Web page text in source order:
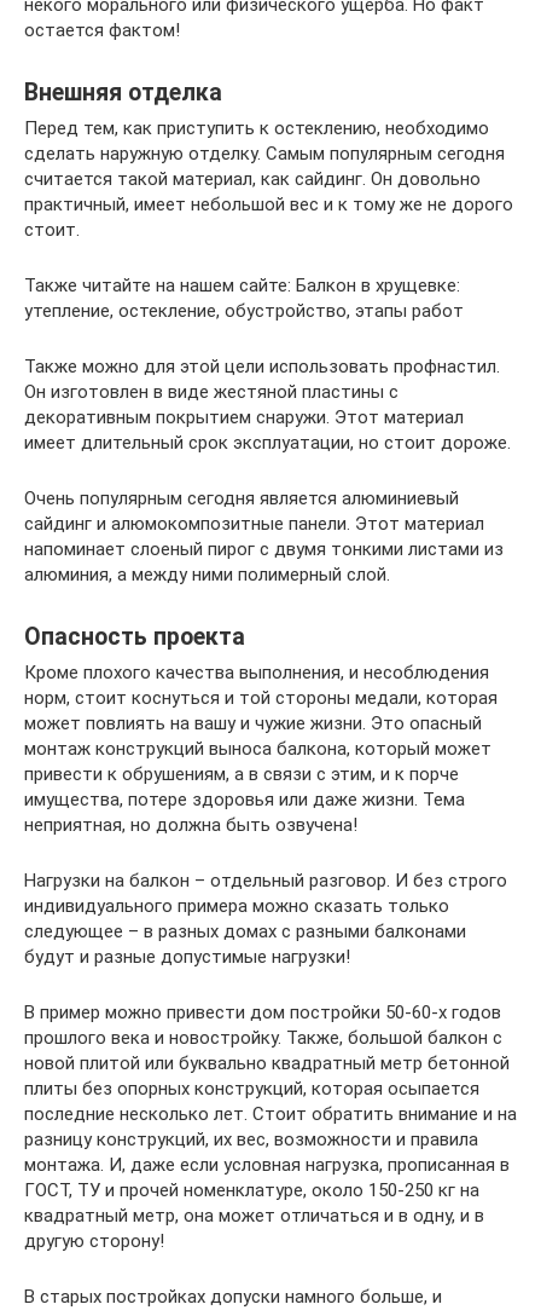
некого морального или физического ущерба. Но факт
остается фактом!
Внешняя отделка
Перед тем, как приступить к остеклению, необходимо
сделать наружную отделку. Самым популярным сегодня
считается такой материал, как сайдинг. Он довольно
практичный, имеет небольшой вес и к тому же не дорого
стоит.
Также читайте на нашем сайте: Балкон в хрущевке:
утепление, остекление, обустройство, этапы работ
Также можно для этой цели использовать профнастил.
Он изготовлен в виде жестяной пластины с
декоративным покрытием снаружи. Этот материал
имеет длительный срок эксплуатации, но стоит дороже.
Очень популярным сегодня является алюминиевый
сайдинг и алюмокомпозитные панели. Этот материал
напоминает слоеный пирог с двумя тонкими листами из
алюминия, а между ними полимерный слой.
Опасность проекта
Кроме плохого качества выполнения, и несоблюдения
норм, стоит коснуться и той стороны медали, которая
может повлиять на вашу и чужие жизни. Это опасный
монтаж конструкций выноса балкона, который может
привести к обрушениям, а в связи с этим, и к порче
имущества, потере здоровья или даже жизни. Тема
неприятная, но должна быть озвучена!
Нагрузки на балкон – отдельный разговор. И без строго
индивидуального примера можно сказать только
следующее – в разных домах с разными балконами
будут и разные допустимые нагрузки!
В пример можно привести дом постройки 50-60-х годов
прошлого века и новостройку. Также, большой балкон с
новой плитой или буквально квадратный метр бетонной
плиты без опорных конструкций, которая осыпается
последние несколько лет. Стоит обратить внимание и на
разницу конструкций, их вес, возможности и правила
монтажа. И, даже если условная нагрузка, прописанная в
ГОСТ, ТУ и прочей номенклатуре, около 150-250 кг на
квадратный метр, она может отличаться и в одну, и в
другую сторону!
В старых постройках допуски намного больше, и